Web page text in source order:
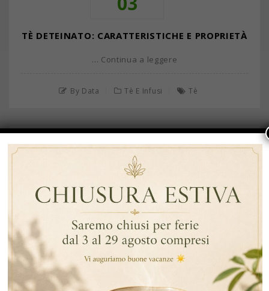
TÈ DETEINATO: CARATTERISTICHE E PROPRIETÀ
… Continua a leggere
By Data Tè E Infusi Tè